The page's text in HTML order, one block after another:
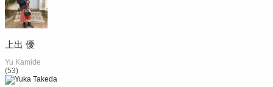
上出 優
Yu Kamide
(53)